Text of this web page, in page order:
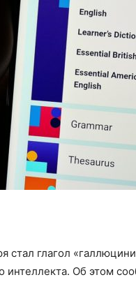
стал глагол
интеллекта. Об этом